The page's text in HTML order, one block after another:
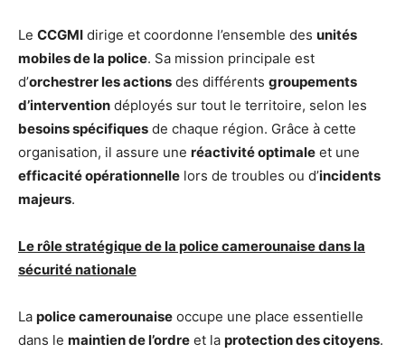
Le CCGMI dirige et coordonne l’ensemble des unités
mobiles de la police. Sa mission principale est
d’orchestrer les actions des différents groupements
d’intervention déployés sur tout le territoire, selon les
besoins spécifiques de chaque région. Grâce à cette
organisation, il assure une réactivité optimale et une
efficacité opérationnelle lors de troubles ou d’incidents
majeurs.
Le rôle stratégique de la police camerounaise dans la
sécurité nationale
La police camerounaise occupe une place essentielle
dans le maintien de l’ordre et la protection des citoyens.